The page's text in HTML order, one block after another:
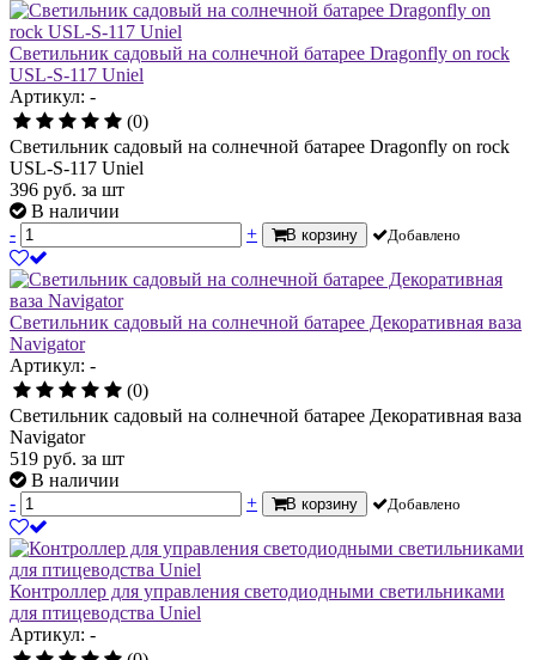
Светильник садовый на солнечной батарее Dragonfly on rock
USL-S-117 Uniel
Артикул: -
(0)
Светильник садовый на солнечной батарее Dragonfly on rock
USL-S-117 Uniel
396 руб. за шт
В наличии
-
+ В корзину Добавлено
Светильник садовый на солнечной батарее Декоративная ваза
Navigator
Артикул: -
(0)
Светильник садовый на солнечной батарее Декоративная ваза
Navigator
519 руб. за шт
В наличии
-
+ В корзину Добавлено
Контроллер для управления светодиодными светильниками
для птицеводства Uniel
Артикул: -